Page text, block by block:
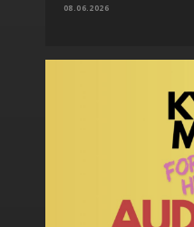
08.06.2026